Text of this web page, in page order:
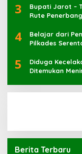
3
Bupati Jarot –
Rute
4
Belajar dari
Pilkades
5
Diduga
Ditemukan
Berita Terbaru